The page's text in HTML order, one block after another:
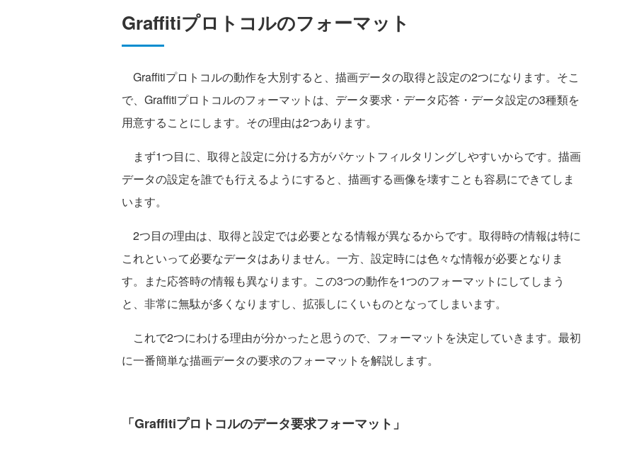
Graffitiプロトコルのフォーマット
Graffitiプロトコルの動作を大別すると、描画データの取得と設定の2つになります。そこ
で、Graffitiプロトコルのフォーマットは、データ要求・データ応答・データ設定の3種類を
用意することにします。その理由は2つあります。
まず1つ目に、取得と設定に分ける方がパケットフィルタリングしやすいからです。描画
データの設定を誰でも行えるようにすると、描画する画像を壊すことも容易にできてしま
います。
2つ目の理由は、取得と設定では必要となる情報が異なるからです。取得時の情報は特に
これといって必要なデータはありません。一方、設定時には色々な情報が必要となりま
す。また応答時の情報も異なります。この3つの動作を1つのフォーマットにしてしまう
と、非常に無駄が多くなりますし、拡張しにくいものとなってしまいます。
これで2つにわける理由が分かったと思うので、フォーマットを決定していきます。最初
に一番簡単な描画データの要求のフォーマットを解説します。
「Graffitiプロトコルのデータ要求フォーマット」